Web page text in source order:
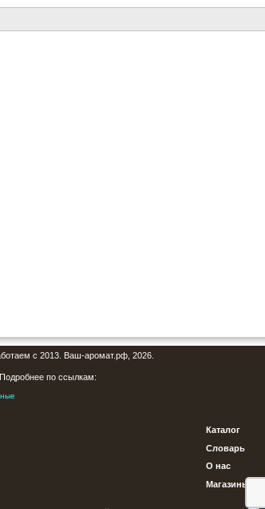
с 2013. Ваш-аромат.рф, 2026.
по ссылкам:
Каталог
Словарь
О нас
Магазины